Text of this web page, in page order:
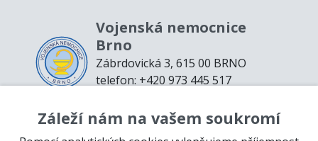
Vojenská nemocnice
Brno
Zábrdovická 3, 615 00 BRNO
telefon: +420 973 445 517
Mapa webu Prohlášení o přístupnosti
Záleží nám na vašem soukromí